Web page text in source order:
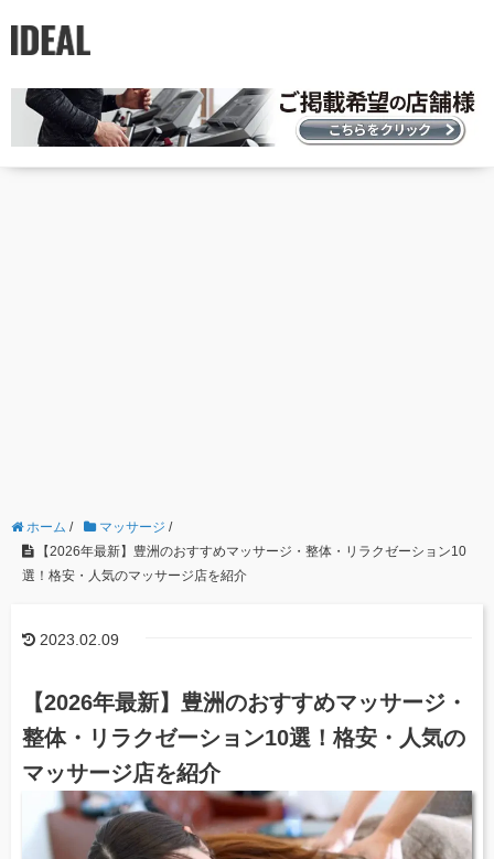
ホーム / マッサージ /
【2026年最新】豊洲のおすすめマッサージ・整体・リラクゼーション10
選！格安・人気のマッサージ店を紹介
2023.02.09
【2026年最新】豊洲のおすすめマッサージ・
整体・リラクゼーション10選！格安・人気の
マッサージ店を紹介